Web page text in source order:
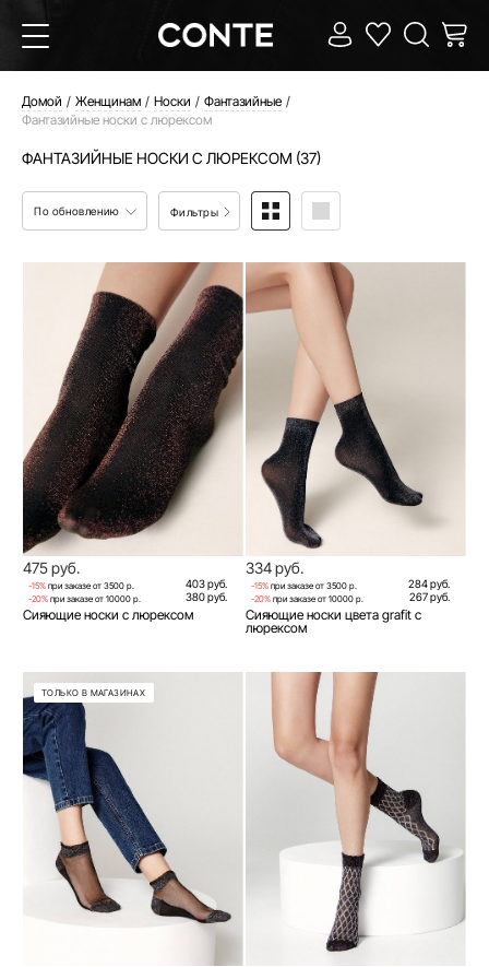
Домой Женщинам Носки
Фантазийные
Фантазийные носки с люрексом
ФАНТАЗИЙНЫЕ НОСКИ С ЛЮРЕКСОМ (37)
По обновлению Фильтры
475 руб.
-15% при заказе от 3500 р. 403 руб.
-20% при заказе от 10000 р. 380 руб.
Сияющие носки с люрексом
334 руб.
-15% при заказе от 3500 р. 284 руб.
-20% при заказе от 10000 р. 267 руб.
Сияющие носки цвета grafit с
люрексом
ТОЛЬКО В МАГАЗИНАХ